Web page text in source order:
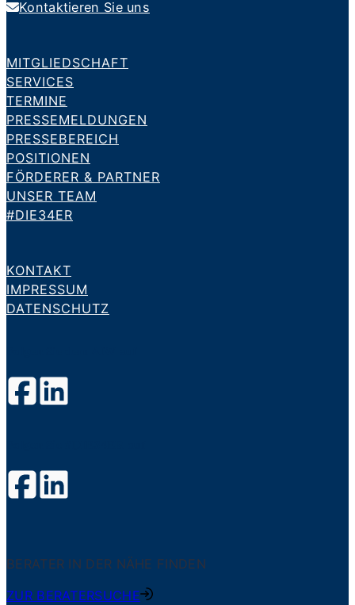
Kontaktieren Sie uns
MITGLIEDSCHAFT
SERVICES
TERMINE
PRESSEMELDUNGEN
PRESSEBEREICH
POSITIONEN
FÖRDERER & PARTNER
UNSER TEAM
#DIE34ER
KONTAKT
IMPRESSUM
DATENSCHUTZ
BERATER IN DER NÄHE FINDEN
ZUR BERATERSUCHE